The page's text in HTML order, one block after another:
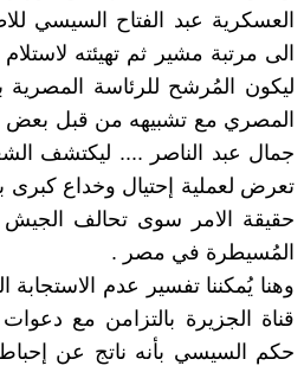
العسكرية عبد الفتاح السيسي
ليكون المُرشح للرئاسة
المصري مع تشبيهه من قبل بعض
جمال عبد الناصر .... ليكتشف
تعرض لعملية إحتيال وخداع
حقيقة الامر سوى تحالف الجيش
المُسيطرة في مصر .
وهنا يُمكننا تفسير عدم
قناة الجزيرة بالتزامن مع
حكم السيسي بأنه ناتج عن